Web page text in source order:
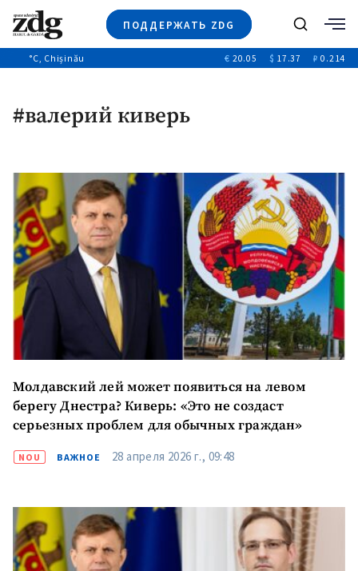
ПОДДЕРЖАТЬ ZDG
Новости
Видео
Выборы 2025
Поиск
°C, Chișinău € 20.05 $ 17.37 ₽ 0.214
#валерий киверь
Молдавский лей может появиться на левом
берегу Днестра? Киверь: «Это не создаст
серьезных проблем для обычных граждан»
NOU ВАЖНОЕ 28 апреля 2026 г., 09:48